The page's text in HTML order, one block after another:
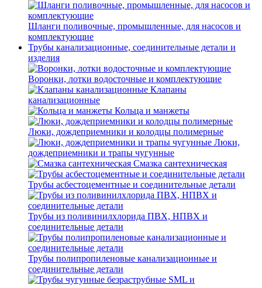
Шланги поливочные, промышленные, для насосов и
комплектующие
Трубы канализационные, соединительные детали и
изделия
Воронки, лотки водосточные и комплектующие
Клапаны
канализационные
Кольца и манжеты
Люки, дождеприемники и колодцы полимерные
Люки,
дождеприемники и трапы чугунные
Смазка сантехническая
Трубы асбестоцементные и соединительные детали
Трубы из поливинилхлорида ПВХ, НПВХ и
соединительные детали
Трубы полипропиленовые канализационные и
соединительные детали